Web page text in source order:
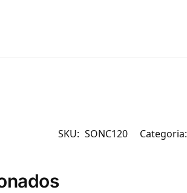
SKU: SONC120 Categoria: